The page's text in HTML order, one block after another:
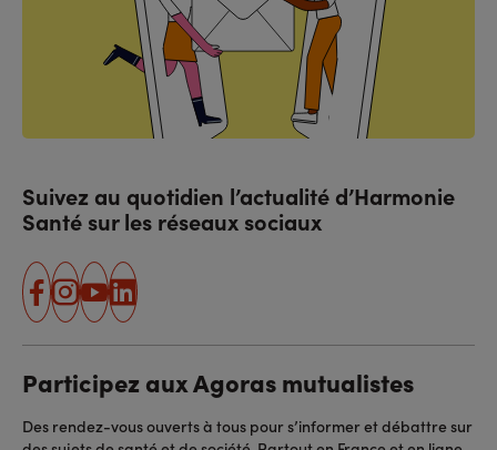
Suivez au quotidien l’actualité d’Harmonie
Santé sur les réseaux sociaux
facebook
instagram
youtube
linkedin
Participez aux Agoras mutualistes
Des rendez-vous ouverts à tous pour s’informer et débattre sur